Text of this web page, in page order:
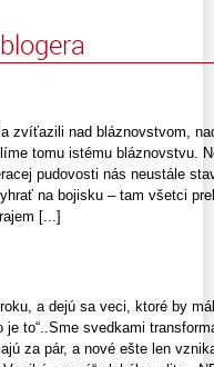
zvíťazili nad bláznovstvom,
tomu istému bláznovstvu.
pudo­vosti nás neustále
na bojisku – tam všetci
[...]
a dejú sa veci, ktoré by
je to“..Sme svedkami
za pár, a nové ešte len